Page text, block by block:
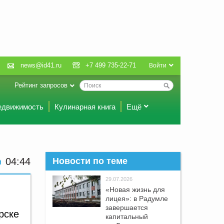
Войти
news@id41.ru +7 499 735-22-71
Рейтинг запросов
Кулинарная книга Ещё
04:44 Новости по теме
29.07.2026
«Новая жизнь для
лицея»: в Радумле
завершается
капитальный